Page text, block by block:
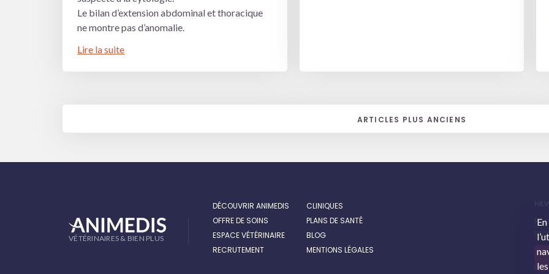
Le bilan d’extension abdominal et thoracique
ne montre pas d’anomalie.
Lire la suite
ARTICLES
ARTICLES PLUS ANCIENS
VÉTÉRINAIRES & BIEN PLUS
DÉCOUVRIR ANIMEDIS
CLINIQUES
OFFRE DE SOINS
PLANS DE SANTÉ
ESPACE VÉTÉRINAIRE
BLOG
RECRUTEMENT
MENTIONS LÉGALES